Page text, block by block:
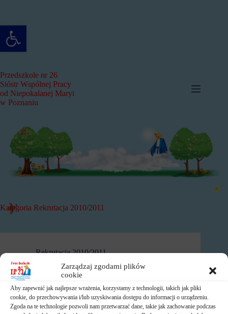
Otwórz pasek narzędzi
Zarządzaj zgodami plików
cookie
Aby zapewnić jak najlepsze wrażenia, korzystamy z technologii, takich jak pliki
cookie, do przechowywania i/lub uzyskiwania dostępu do informacji o urządzeniu.
Zgoda na te technologie pozwoli nam przetwarzać dane, takie jak zachowanie podczas
Przedszkole nr 26
Sióstr Wspólnej Pracy
od Niepokalanej Maryi
w Poznaniu
Kategoria Rekrutacja 2010/2011
Rekrutacja 2010/2011
Rekrutacja 2010/2011
REKRUTACJA DO PRZEDSZKOLA NR 26 NA
ROK SZKOLNY 2011/2012 Drodzy Rodzice,
uprzejmie informujemy, iż karty zgłoszeń można